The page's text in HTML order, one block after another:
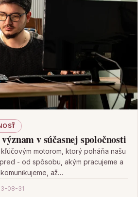
v súčasnej spoločnosti
motorom, ktorý poháňa našu
- od spôsobu, akým pracujeme a
až…
08-31